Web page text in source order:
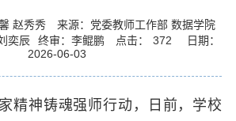
赵秀秀
来源：党委教师工作部 数据学院
奕辰 终审：李鲲鹏 点击： 372
日期：
2026-06-03
精神铸魂强师行动，日前，学校